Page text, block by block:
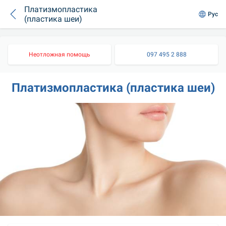
Платизмопластика
(пластика шеи)
Рус
Неотложная помощь 097 495 2 888
Платизмопластика (пластика шеи)